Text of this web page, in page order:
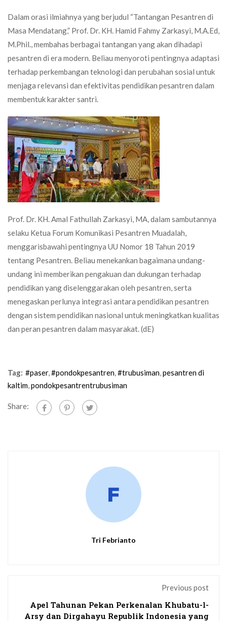
Dalam orasi ilmiahnya yang berjudul “Tantangan Pesantren di
Masa Mendatang,” Prof. Dr. KH. Hamid Fahmy Zarkasyi, M.A.Ed,
M.Phil., membahas berbagai tantangan yang akan dihadapi
pesantren di era modern. Beliau menyoroti pentingnya adaptasi
terhadap perkembangan teknologi dan perubahan sosial untuk
menjaga relevansi dan efektivitas pendidikan pesantren dalam
membentuk karakter santri.
Prof. Dr. KH. Amal Fathullah Zarkasyi, MA, dalam sambutannya
selaku Ketua Forum Komunikasi Pesantren Muadalah,
menggarisbawahi pentingnya UU Nomor 18 Tahun 2019
tentang Pesantren. Beliau menekankan bagaimana undang-
undang ini memberikan pengakuan dan dukungan terhadap
pendidikan yang diselenggarakan oleh pesantren, serta
menegaskan perlunya integrasi antara pendidikan pesantren
dengan sistem pendidikan nasional untuk meningkatkan kualitas
dan peran pesantren dalam masyarakat. (dE)
Tag: #paser,#pondokpesantren,#trubusiman,pesantren di
kaltim,pondokpesantrentrubusiman
Share:
Tri Febrianto
Previous post
Apel Tahunan Pekan Perkenalan Khubatu-l-
Arsy dan Dirgahayu Republik Indonesia yang